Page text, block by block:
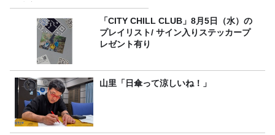
決定！
「CITY CHILL CLUB」8月5日（水）の
プレイリスト/ サイン入りステッカープ
レゼント有り
山里「日傘って涼しいね！」